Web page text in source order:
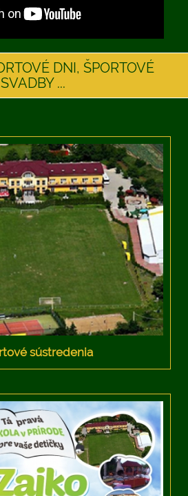
DNI, ŠPORTOVÉ
...
sústredenia